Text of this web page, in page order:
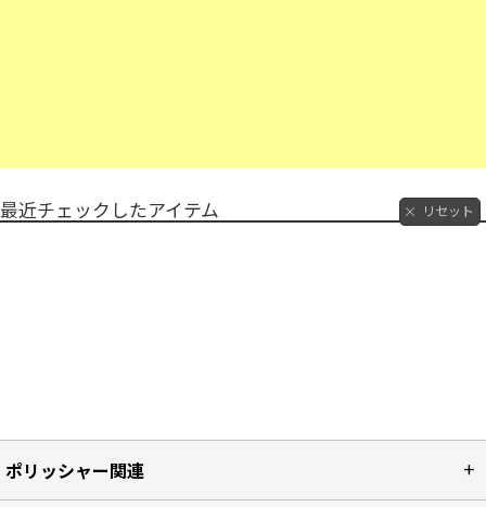
最近チェックしたアイテム リセット
ポリッシャー関連